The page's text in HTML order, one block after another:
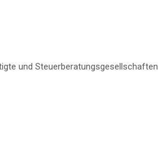
und Steuerberatungsgesellschaften